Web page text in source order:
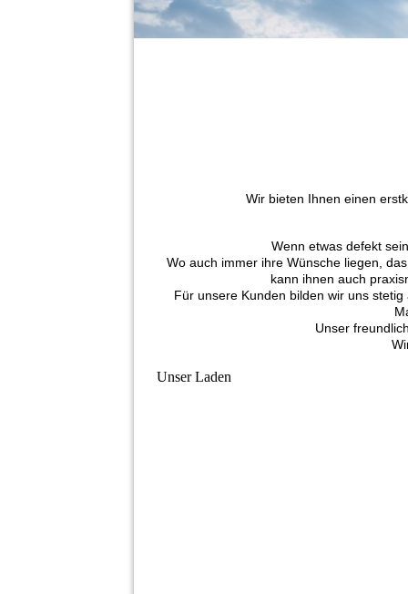
Wir bieten Ihnen einen
Wenn etwas defekt
Wo auch immer ihre Wünsche liegen,
kann ihnen auch
Für unsere Kunden bilden wir uns
Unser
Unser Laden